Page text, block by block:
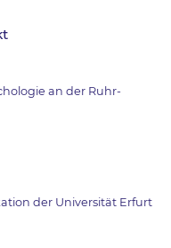
an der Ruhr-
der Universität Erfurt